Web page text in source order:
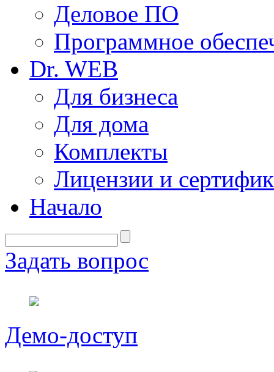
Деловое ПО
Программное
Dr. WEB
Для бизнеса
Для дома
Комплекты
Лицензии и
Начало
Задать вопрос
Демо-доступ